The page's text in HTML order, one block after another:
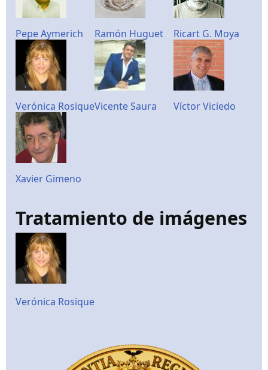
Pepe Aymerich Ramón Huguet Ricart G. Moya
Verónica RosiqueVicente Saura Víctor Viciedo
Xavier Gimeno
Tratamiento de imágenes
Verónica Rosique